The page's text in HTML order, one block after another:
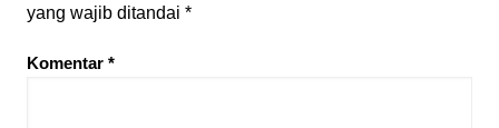
yang wajib ditandai *
Komentar *